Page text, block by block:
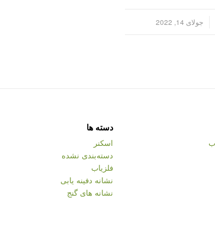
جولای 14, 2022
دسته ها
اسکنر
دسته‌بندی نشده
فلزیاب
نشانه دفینه یابی
نشانه های گنج